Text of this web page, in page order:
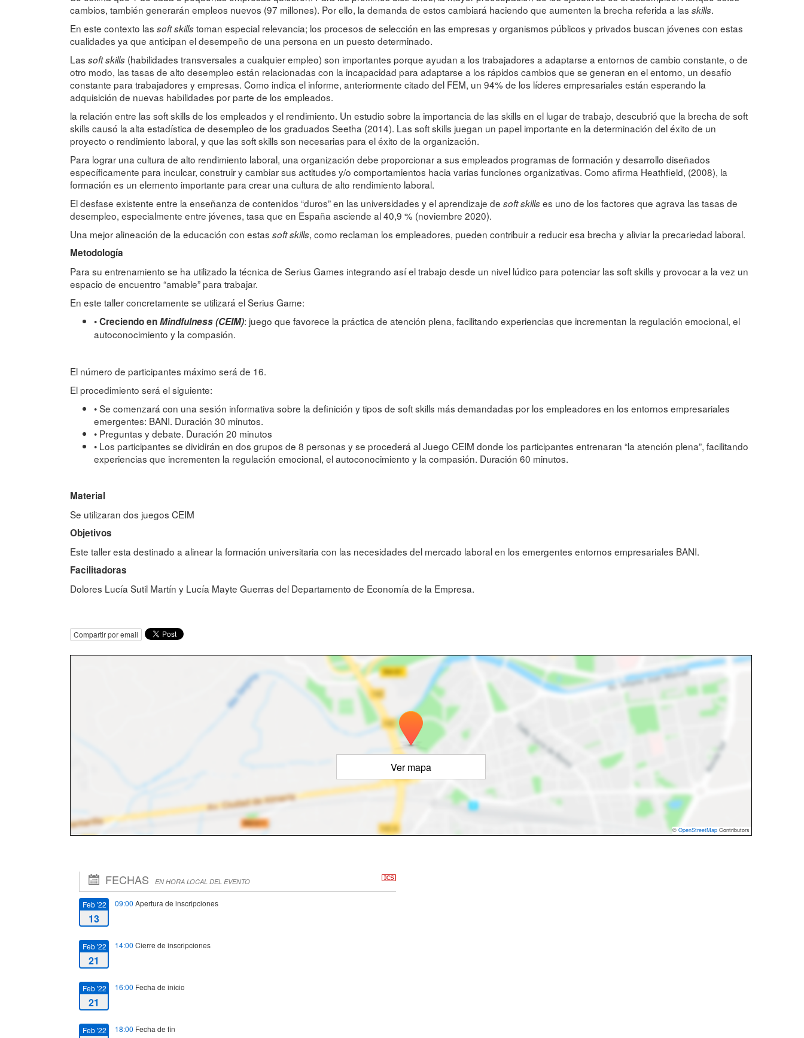
cambios, también generarán empleos nuevos (97 millones). Por ello, la demanda de estos cambiará haciendo que aumenten la brecha referida a las skills.
En este contexto las soft skillstoman especial relevancia; los procesos de selección en las empresas y organismos públicos y privados buscan jóvenes con estas
cualidades ya que anticipan el desempeño de una persona en un puesto determinado.
Las soft skills (habilidades transversales a cualquier empleo) son importantes porque ayudan a los trabajadores a adaptarse a entornos de cambio constante, o de
otro modo, las tasas de alto desempleo están relacionadas con la incapacidad para adaptarse a los rápidos cambios que se generan en el entorno, un desafío
constante para trabajadores y empresas. Como indica el informe, anteriormente citado del FEM, un 94% de los líderes empresariales están esperando la
adquisición de nuevas habilidades por parte de los empleados.
la relación entre las soft skills de los empleados y el rendimiento. Un estudio sobre la importancia de las skills en el lugar de trabajo, descubrió que la brecha de soft
skills causó la alta estadística de desempleo de los graduados Seetha (2014). Las soft skills juegan un papel importante en la determinación del éxito de un
proyecto o rendimiento laboral, y que las soft skills son necesarias para el éxito de la organización.
Para lograr una cultura de alto rendimiento laboral, una organización debe proporcionar a sus empleados programas de formación y desarrollo diseñados
específicamente para inculcar, construir y cambiar sus actitudes y/o comportamientos hacia varias funciones organizativas. Como afirma Heathfield, (2008), la
formación es un elemento importante para crear una cultura de alto rendimiento laboral.
El desfase existente entre la enseñanza de contenidos “duros” en las universidades y el aprendizaje de soft skillses uno de los factores que agrava las tasas de
desempleo, especialmente entre jóvenes, tasa que en España asciende al 40,9 % (noviembre 2020).
Una mejor alineación de la educación con estas soft skills, como reclaman los empleadores, pueden contribuir a reducir esa brecha y aliviar la precariedad laboral.
Metodología
Para su entrenamiento se ha utilizado la técnica de Serius Games integrando así el trabajo desde un nivel lúdico para potenciar las soft skills y provocar a la vez un
espacio de encuentro “amable” para trabajar.
En este taller concretamente se utilizará el Serius Game:
•Creciendo enMindfulness (CEIM): juego que favorece la práctica de atención plena, facilitando experiencias que incrementan la regulación emocional, el
autoconocimiento y la compasión.
El número de participantes máximo será de 16.
El procedimiento será el siguiente:
• Se comenzará con una sesión informativa sobre la definición y tipos de soft skills más demandadas por los empleadores en los entornos empresariales
emergentes: BANI. Duración 30 minutos.
• Preguntas y debate. Duración 20 minutos
• Los participantes se dividirán en dos grupos de 8 personas y se procederá al Juego CEIM donde los participantes entrenaran “la atención plena”, facilitando
experiencias que incrementen la regulación emocional, el autoconocimiento y la compasión. Duración 60 minutos.
Material
Se utilizaran dos juegos CEIM
Objetivos
Este taller esta destinado a alinear la formación universitaria con las necesidades del mercado laboral en los emergentes entornos empresariales BANI.
Facilitadoras
Dolores Lucía Sutil Martín y Lucía Mayte Guerras del Departamento de Economía de la Empresa.
Compartir por email
Ver mapa
© OpenStreetMap Contributors
FECHAS EN HORA LOCAL DEL EVENTO
Feb '22
13
09:00 Apertura de inscripciones
Feb '22
21
14:00 Cierre de inscripciones
Feb '22
21
16:00 Fecha de inicio
Feb '22 18:00 Fecha de fin